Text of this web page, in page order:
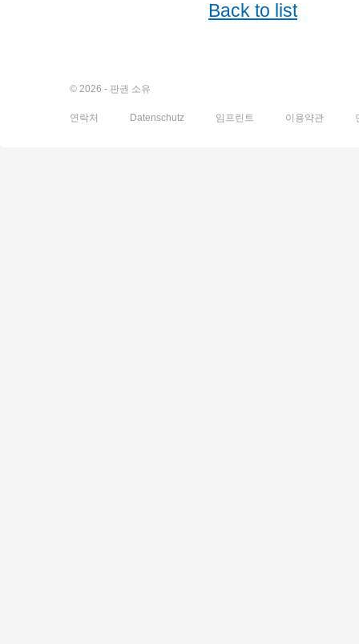
Back to list
© 2026 - 판권 소유
연락처 Datenschutz 임프린트 이용약관